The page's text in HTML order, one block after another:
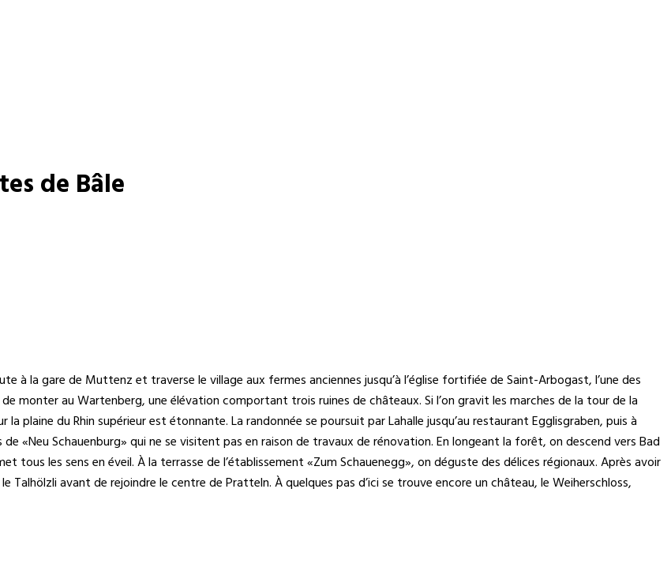
de Bâle
à la gare de Muttenz et traverse le village aux fermes anciennes jusqu’à l’église fortifiée de Saint-Arbogast, l’une des
monter au Wartenberg, une élévation comportant trois ruines de châteaux. Si l’on gravit les marches de la tour de la
plaine du Rhin supérieur est étonnante. La randonnée se poursuit par Lahalle jusqu’au restaurant Egglisgraben, puis à
«Neu Schauenburg» qui ne se visitent pas en raison de travaux de rénovation. En longeant la forêt, on descend vers Bad
tous les sens en éveil. À la terrasse de l’établissement «Zum Schauenegg», on déguste des délices régionaux. Après avoir
avant de rejoindre le centre de Pratteln. À quelques pas d’ici se trouve encore un château, le Weiherschloss,